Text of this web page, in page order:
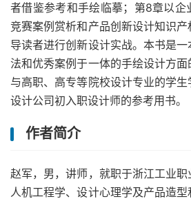
者借鉴参考和手绘临摹；第8章以企
竞赛案例赏析和产品创新设计知识
导读者进行创新设计实战。本书是
法和优秀案例于一体的手绘设计方
与高职、高专等院校设计专业的学
设计公司初入职设计师的参考用书。
作者简介
赵军，男，讲师，就职于浙江工业
人机工程学、设计心理学及产品造